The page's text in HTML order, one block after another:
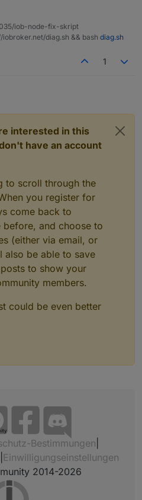
iob-node-fix-skript
iobroker.net/diag.sh && bash diag.sh
1
interested in this
have an account
to scroll through the
you register for
come back to
and choose to
(either via email, or
also be able to save
to show your
members.
could be even better
Bestimmungen
Einwilligungseinstellungen
2014-2026